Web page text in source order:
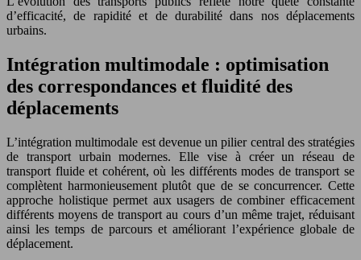
d’efficacité, de rapidité et de durabilité dans nos déplacements
urbains.
Intégration multimodale : optimisation
des correspondances et fluidité des
déplacements
L’intégration multimodale est devenue un pilier central des stratégies
de transport urbain modernes. Elle vise à créer un réseau de
transport fluide et cohérent, où les différents modes de transport se
complètent harmonieusement plutôt que de se concurrencer. Cette
approche holistique permet aux usagers de combiner efficacement
différents moyens de transport au cours d’un même trajet, réduisant
ainsi les temps de parcours et améliorant l’expérience globale de
déplacement.